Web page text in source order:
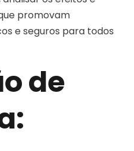
promovam
e seguros para todos
de